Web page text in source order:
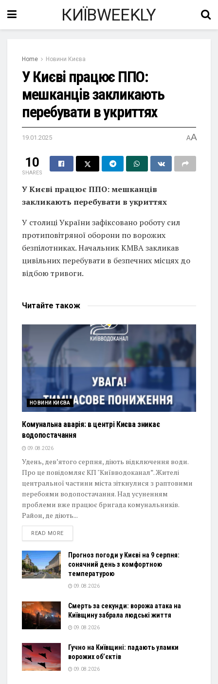
КИЇВWEEKLY
Home Новини Києва
У Києві працює ППО:
мешканців закликають
перебувати в укриттях
19.01.2025 AA
10
SHARES
У Києві працює ППО: мешканців
закликають перебувати в укриттях
У столиці України зафіксовано роботу сил
протиповітряної оборони по ворожих
безпілотниках. Начальник КМВА закликав
цивільних перебувати в безпечних місцях до
відбою тривоги.
Читайте також
НОВИНИ КИЄВА
Комунальна аварія: в центрі Києва зникає
водопостачання
09.08.2026
Удень, дев’ятого серпня, діють відключення води.
Про це повідомляє КП "Київводоканал”. Жителі
центральної частини міста зіткнулися з раптовими
перебоями водопостачання. Над усуненням
проблеми вже працює бригада комунальників.
Район, де діють...
READ MOREDETAILS
Прогноз погоди у Києві на 9 серпня:
сонячний день з комфортною
температурою
09.08.2026
Смерть за секунди: ворожа атака на
Київщину забрала людські життя
09.08.2026
Гучно на Київщині: падають уламки
ворожих об’єктів
09.08.2026